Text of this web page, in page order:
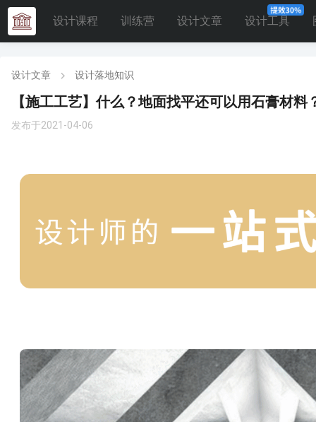
设计课程 训练营 设计文章 设计工具
设计文章 设计落地知识
【施工工艺】什么？地面找平还可以用石膏材料
发布于2021-04-06